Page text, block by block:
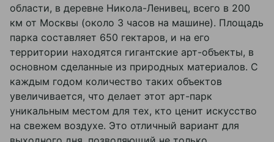
области, в деревне Никола-Ленивец, всего в 200
км от Москвы (около 3 часов на машине). Площадь
парка составляет 650 гектаров, и на его
территории находятся гигантские арт-объекты, в
основном сделанные из природных материалов. С
каждым годом количество таких объектов
увеличивается, что делает этот арт-парк
уникальным местом для тех, кто ценит искусство
на свежем воздухе. Это отличный вариант для
Забронировать